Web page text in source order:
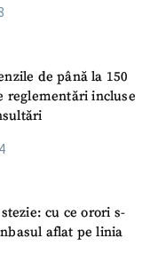
de până la 150
reglementări incluse
cu ce orori s-
aflat pe linia